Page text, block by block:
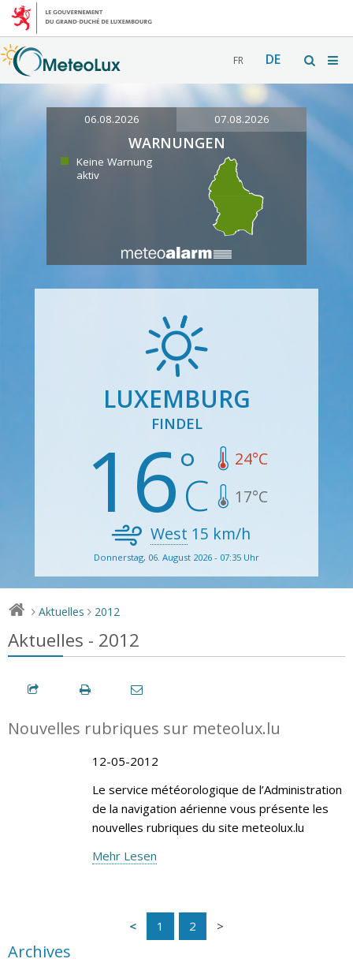
FR DE
06.08.2026 07.08.2026
WARNUNGEN
Keine Warnung
aktiv
LUXEMBURG
FINDEL
16 24°C
17°C
West 15 km/h
Donnerstag, 06. August 2026 - 07:35 Uhr
> Aktuelles > 2012
Aktuelles - 2012
Nouvelles rubriques sur meteolux.lu
12-05-2012
Le service météorologique de l’Administration
de la navigation aérienne vous présente les
nouvelles rubriques du site meteolux.lu
Mehr Lesen
1 2
Archives